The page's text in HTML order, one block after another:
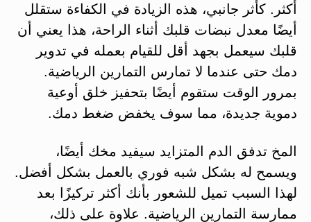
أكثر. كأثر جانبي، هذه الزيادة في الكفاءة ستقلل
أيضًا معدل نبضات قلبك أثناء الراحة، هذا يعني أن
قلبك سيعمل بجهد أقل للقيام بعمله في تدوير
دمك حتى عندما لا تمارس التمارين الرياضية.
بمرور الوقت ستقوم أيضًا بتحفيز خلق أوعية
دموية جديدة، مما سوف يخفض ضغط دمك.
المخ تدفق الدم المتزايد سيفيد مخك أيضًا،
ويسمح له بشكل شبه فوري بالعمل بشكل أفضل.
لهذا السبب تميل للشعور بأنك أكثر تركيزًا بعد
ممارسة التمارين الرياضية. علاوة على ذلك،